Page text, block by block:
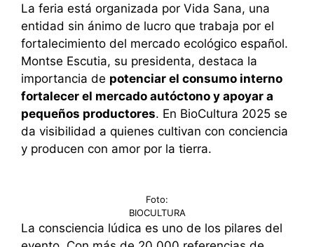
La feria está organizada por Vida Sana, una
entidad sin ánimo de lucro que trabaja por el
fortalecimiento del mercado ecológico español.
Montse Escutia, su presidenta, destaca la
importancia de potenciar el consumo interno
fortalecer el mercado autóctono y apoyar a
pequeños productores. En BioCultura 2025 se
da visibilidad a quienes cultivan con conciencia
y producen con amor por la tierra.
Foto:
BIOCULTURA
La consciencia lúdica es uno de los pilares del